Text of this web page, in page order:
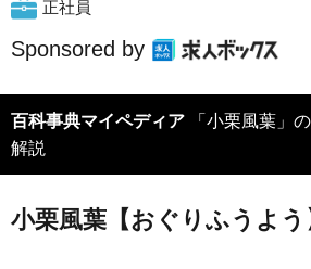
正社員
Sponsored by
百科事典マイペディア
解説
小栗風葉【おぐりふうよう